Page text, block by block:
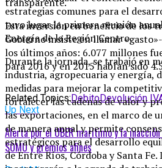
transparente.
Esta inversión en beneficio de los
Gobierno insiste en llamar
los últimos años: 6.077 millones
para 2016 y en 2015 habían sido
Related Topics:DebitoDevolución
Up Next
Alerta por el UBER marítimo y la
SOMU y gremios afines
estrategias comunes para el
tuvo lugar la primera reunión
Energía de la Región Centro.
Durante la jornada, se trabajó en
industria, agropecuaria y energía,
medidas para mejorar la
fortalecer las cadenas de valor y
las exportaciones, en el marco de
de manera anual y permite
estratégicos para el desarrollo
de Entre Ríos, Córdoba y Santa Fe.